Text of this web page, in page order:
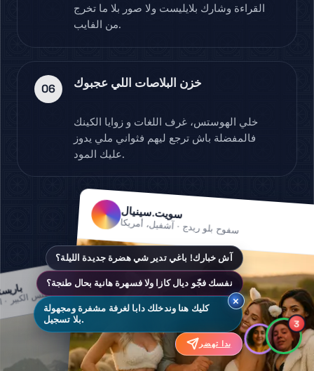
القراءة وشارك بلايليست ولا صور بلا ما تخرج
من الفايب.
06 خزن البلاصات اللي عجبوك
خلي الهوستس، غرف اللغات و زوايا الكينك
فالمفضلة باش ترجع ليهم فثواني ملي يدوز
عليك المود.
أطلس الكبير
تابع
سويت.سينيال
سفوح بلو ريدج · آشفيل، أمريكا
آش خبارك! باغي تدير شي هضرة جديدة الليلة؟
نفسك فجّو ديال كازا ولا فسهرة هانية بحال طنجة؟
كليك هنا وندخلك دابا لغرفة مشفرة ومجهولة
بلا تسجيل.
×
بدا تهضر
3